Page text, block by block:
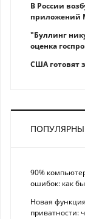
В России
приложений
"Буллинг
оценка
США готовят
90%
ошибок: как
Новая
приватности: